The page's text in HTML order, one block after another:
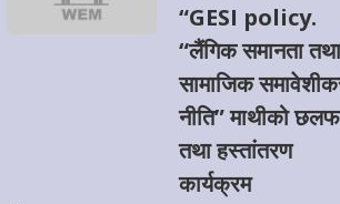
“GESI policy.
“लैंगिक समानता तथा
सामाजिक
नीति” माथीको
तथा हस्तांतरण
कार्यक्रम